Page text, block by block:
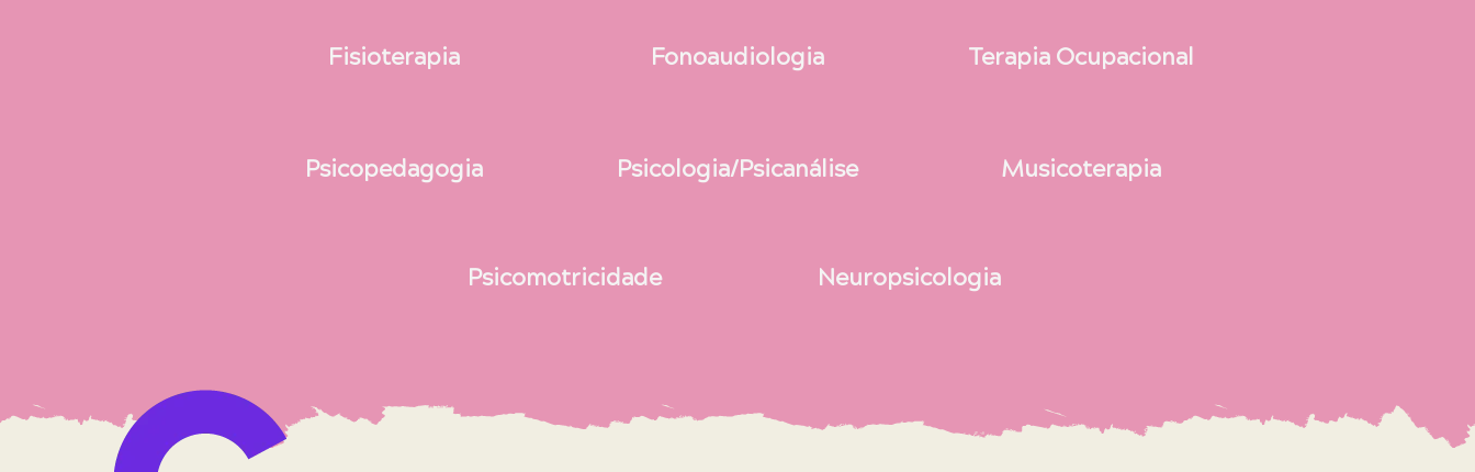
Fisioterapia Fonoaudiologia Terapia Ocupacional
Psicopedagogia Psicologia/Psicanálise Musicoterapia
Psicomotricidade Neuropsicologia